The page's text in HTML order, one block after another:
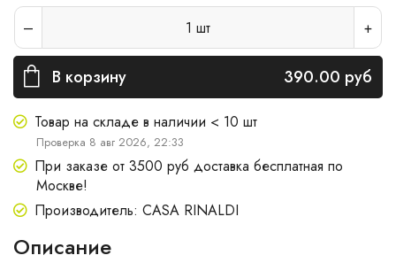
1 шт
В корзину 390.00 руб
Товар на складе в наличии < 10 шт
Проверка 8 авг 2026, 22:33
При заказе от 3500 руб доставка бесплатная по
Москве!
Производитель: CASA RINALDI
Описание